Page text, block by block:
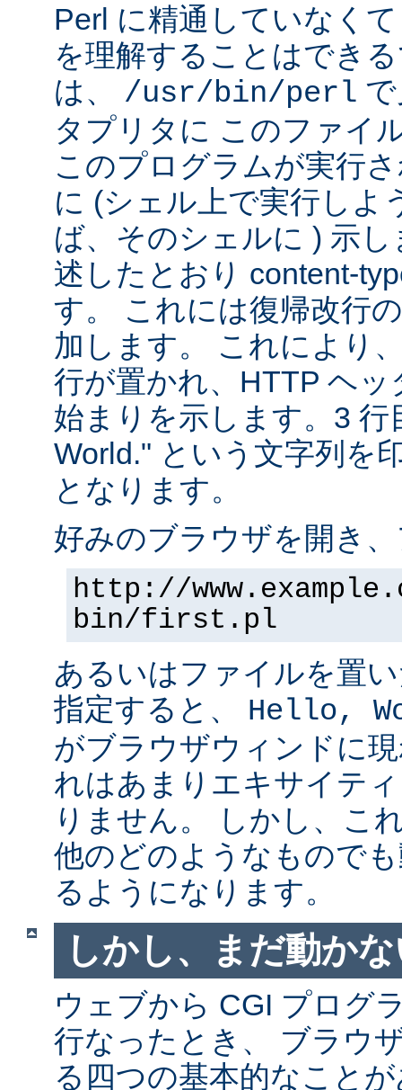
Perl に精通していなく
を理解することはでき
は、 /usr/bin/perl
タプリタに このファイ
このプログラムが実行
に (シェル上で実行しよ
ば、そのシェルに ) 示
述したとおり content-
す。 これには復帰改行
加します。 これにより
行が置かれ、HTTP ヘ
始まりを示します。3 行
World." という文字列を
となります。
好みのブラウザを開き
http://
bin/first.pl
あるいはファイルを置
指定すると、 Hello,
がブラウザウィンドに
れはあまりエキサイテ
りません。 しかし、こ
他のどのようなもので
るようになります。
しかし、まだ動か
ウェブから CGI プログ
行なったとき、 ブラウ
る四つの基本的なこと